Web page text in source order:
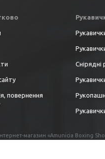
повернення
Снірядні
магазин «Amunicia Boxing